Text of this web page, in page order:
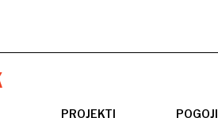
PROJEKTI
POGOJI